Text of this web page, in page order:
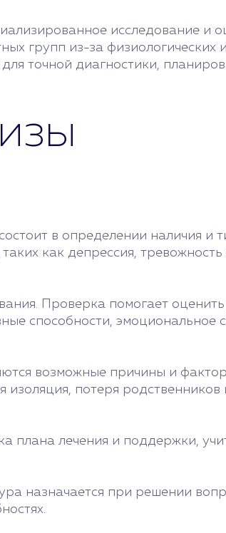
исследование и
групп из-за
точной диагностики,
в определении наличия и
как депрессия, тревожность
Проверка помогает
способности, эмоциональное
возможные причины и
изоляция, потеря родственников
плана лечения и поддержки,
назначается при решении